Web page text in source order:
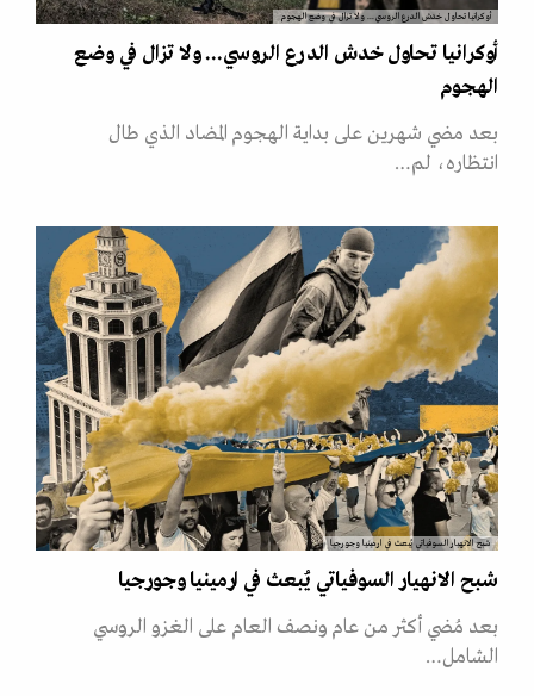
أوكرانيا تحاول خدش الدرع الروسي... ولا تزال في وضع الهجوم
أوكرانيا تحاول خدش الدرع الروسي... ولا تزال في وضع
الهجوم
بعد مضي شهرين على بداية الهجوم المضاد الذي طال
انتظاره، لم…
شبح الانهيار السوفياتي يُبعث في ارمينيا وجورجيا
شبح الانهيار السوفياتي يُبعث في ارمينيا وجورجيا
بعد مُضي أكثر من عام ونصف العام على الغزو الروسي
الشامل…